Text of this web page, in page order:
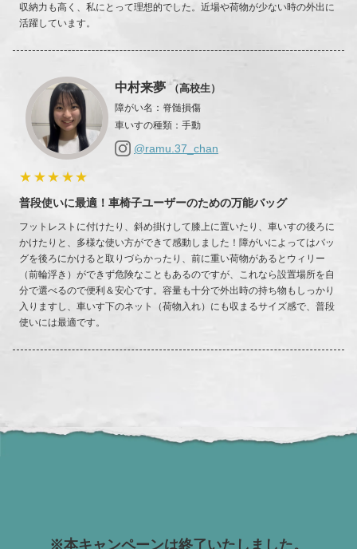
収納力も高く、私にとって理想的でした。近場や荷物が少ない時の外出に
活躍しています。
中村来夢 （高校生）
障がい名 ： 脊髄損傷
車いすの種類 ： 手動
@ramu.37_chan
★★★★★
普段使いに最適！車椅子ユーザーのための万能バッグ
フットレストに付けたり、斜め掛けして膝上に置いたり、車いすの後ろに
かけたりと、多様な使い方ができて感動しました！障がいによってはバッ
グを後ろにかけると取りづらかったり、前に重い荷物があるとウィリー
（前輪浮き）ができず危険なこともあるのですが、これなら設置場所を自
分で選べるので便利＆安心です。容量も十分で外出時の持ち物もしっかり
入りますし、車いす下のネット（荷物入れ）にも収まるサイズ感で、普段
使いには最適です。
※本キャンペーンは終了いたしました。